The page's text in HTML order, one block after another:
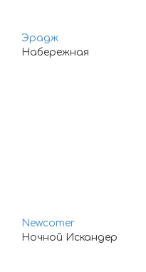
Эрадж
Набережная
Newcomer
Ночной Искандер